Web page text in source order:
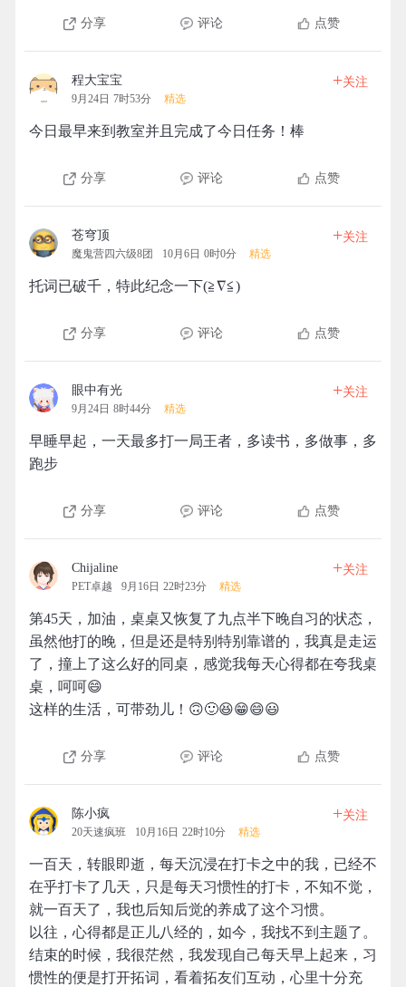
分享 评论 点赞
程大宝宝
9月24日 7时53分 精选
+关注
今日最早来到教室并且完成了今日任务！棒
分享 评论 点赞
苍穹顶
魔鬼营四六级8团 10月6日 0时0分 精选
+关注
托词已破千，特此纪念一下(≧∇≦)
分享 评论 点赞
眼中有光
9月24日 8时44分 精选
+关注
早睡早起，一天最多打一局王者，多读书，多做事，多
跑步
分享 评论 点赞
Chijaline
PET卓越 9月16日 22时23分 精选
+关注
第45天，加油，桌桌又恢复了九点半下晚自习的状态，
虽然他打的晚，但是还是特别特别靠谱的，我真是走运
了，撞上了这么好的同桌，感觉我每天心得都在夸我桌
桌，呵呵😄
这样的生活，可带劲儿！🙃🙂😆😁😄😃
分享 评论 点赞
陈小疯
20天速疯班 10月16日 22时10分 精选
+关注
一百天，转眼即逝，每天沉浸在打卡之中的我，已经不
在乎打卡了几天，只是每天习惯性的打卡，不知不觉，
就一百天了，我也后知后觉的养成了这个习惯。
以往，心得都是正儿八经的，如今，我找不到主题了。
结束的时候，我很茫然，我发现自己每天早上起来，习
惯性的便是打开拓词，看着拓友们互动，心里十分充